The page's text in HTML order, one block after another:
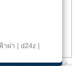
าผ่า | d24z |